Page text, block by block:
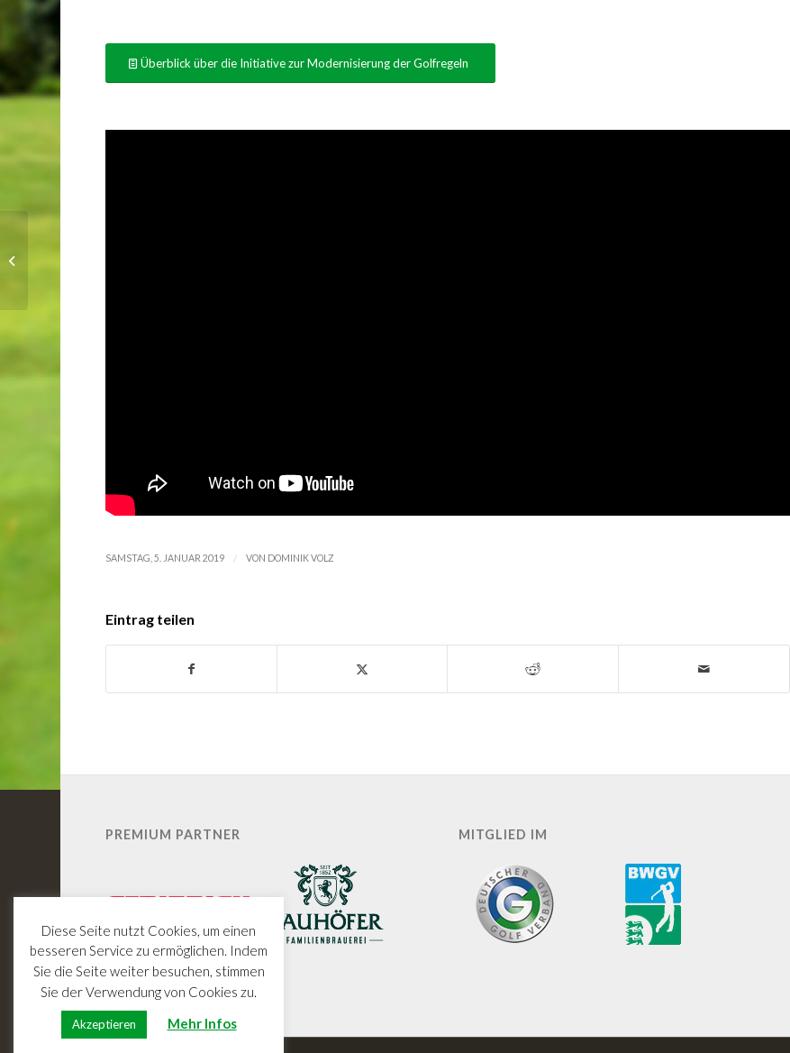
Überblick über die Initiative zur Modernisierung der Golfregeln
SAMSTAG, 5. JANUAR 2019 / VON DOMINIK VOLZ
Eintrag teilen
PREMIUM PARTNER MITGLIED IM
Diese Seite nutzt Cookies, um einen
besseren Service zu ermöglichen. Indem
Sie die Seite weiter besuchen, stimmen
Sie der Verwendung von Cookies zu.
Akzeptieren Mehr Infos